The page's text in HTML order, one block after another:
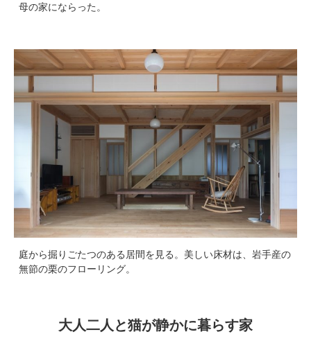
母の家にならった。
庭から掘りごたつのある居間を見る。美しい床材は、岩手産の
無節の栗のフローリング。
大人二人と猫が静かに暮らす家